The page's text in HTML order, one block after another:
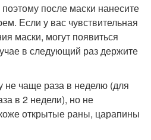
после маски нанесите
Если у вас чувствительная
маски, могут появиться
в следующий раз держите
не чаще раза в неделю (для
в 2 недели), но не
открытые раны, царапины